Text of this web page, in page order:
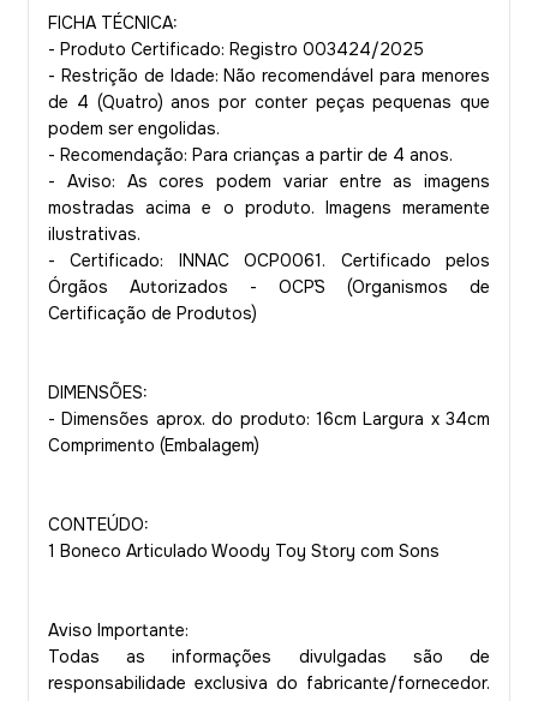
FICHA TÉCNICA:
- Produto Certificado: Registro 003424/2025
- Restrição de Idade: Não recomendável para menores
de 4 (Quatro) anos por conter peças pequenas que
podem ser engolidas.
- Recomendação: Para crianças a partir de 4 anos.
- Aviso: As cores podem variar entre as imagens
mostradas acima e o produto. Imagens meramente
ilustrativas.
- Certificado: INNAC OCP0061. Certificado pelos
Órgãos Autorizados - OCP´S (Organismos de
Certificação de Produtos)
DIMENSÕES:
- Dimensões aprox. do produto: 16cm Largura x 34cm
Comprimento (Embalagem)
CONTEÚDO:
1 Boneco Articulado Woody Toy Story com Sons
Aviso Importante:
Todas as informações divulgadas são de
responsabilidade exclusiva do fabricante/fornecedor.